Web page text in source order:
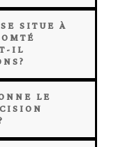
SITUE À
IL
LE